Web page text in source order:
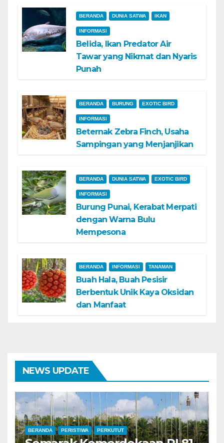
BERANDA DUNIA SATWA IKAN
INFORMASI
Belida, Ikan Predator Air
Tawar yang Nikmat dan Nyaris
Punah
BERANDA BURUNG EXOTIC BIRD
INFORMASI
Beternak Zebra Finch, Usaha
Sampingan yang Menjanjikan
BERANDA DUNIA SATWA EXOTIC BIRD
INFORMASI
Burung Punai, Kerabat Merpati
dengan Warna Bulu
Mempesona
BERANDA INFORMASI TANAMAN
Buah Hala, Buah Pesisir
Berbentuk Unik Kaya Oksidan
dan Manfaat
NEWS UPDATE
BERANDA PERISTIWA PERKUTUT